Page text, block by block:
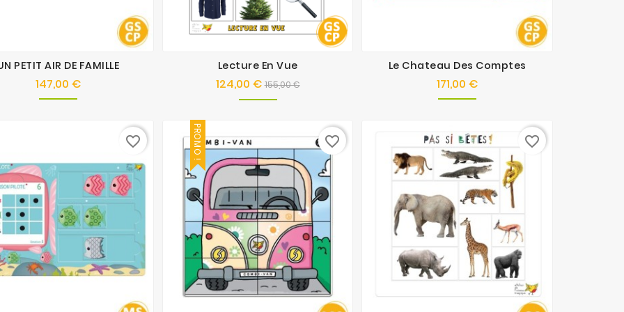
PETIT AIR DE FAMILLE
147,00 €Prix
Lecture En Vue
124,00 €Prix
de
155,00 €Prix
Le Chateau Des Comptes
171,00 €Prix
favorite_border PROMO ! favorite_border favorite_border